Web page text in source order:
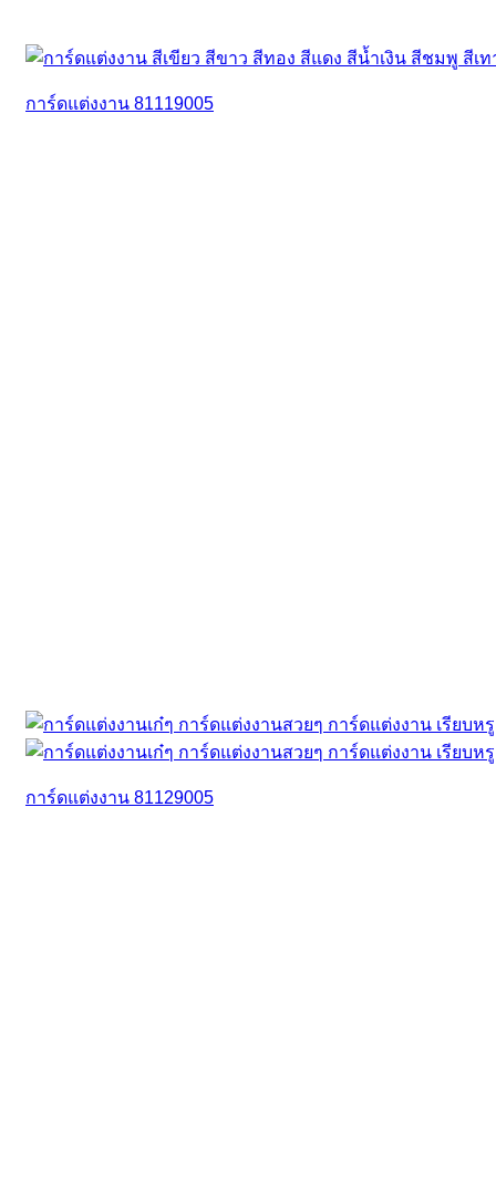
การ์ดแต่งงาน 81119005
การ์ดแต่งงาน 81129005